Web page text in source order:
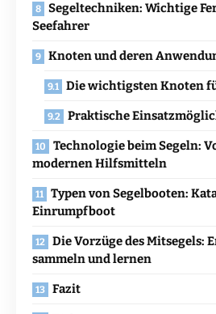
Segeltechniken: Wichtige
Seefahrer
Knoten und deren
Die wichtigsten Knoten
Praktische
Technologie beim Segeln:
modernen Hilfsmitteln
Typen von Segelbooten:
Einrumpfboot
Die Vorzüge des Mitsegels:
sammeln und lernen
Fazit